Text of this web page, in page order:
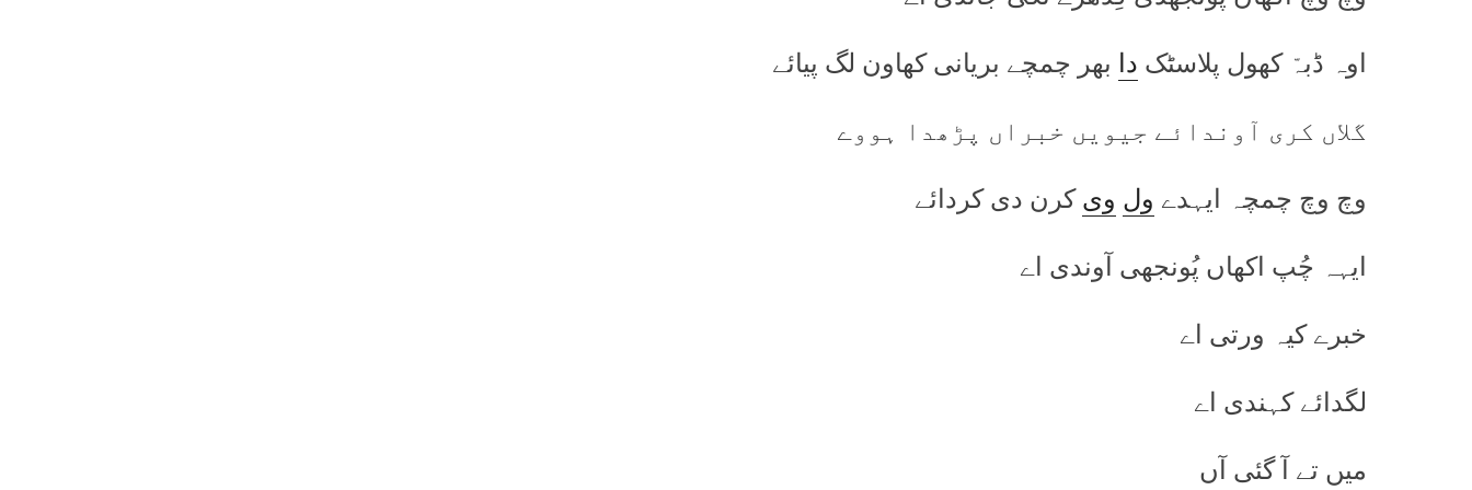
اوہ ڈبہّ کھول پلاسٹک دا بھر چمچے بریانی کھاون لگ پیائے
گلاں کری آوندائے جیویں خبراں پڑھدا ہووے
وچ وچ چمچہ ایہدے ول ویکرن دی کردائے
ایہہ چُپ اکھاں پُونجھی آوندی اے
خبرے کیہ ورتی اے
لگدائے کہندی اے
میں تے آ گئی آں